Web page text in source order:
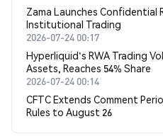
Zama Launches Confidential
Institutional Trading
2026-07-24 00:17
Hyperliquid's RWA Trading
Assets, Reaches 54% Share
2026-07-24 00:14
CFTC Extends Comment
Rules to August 26